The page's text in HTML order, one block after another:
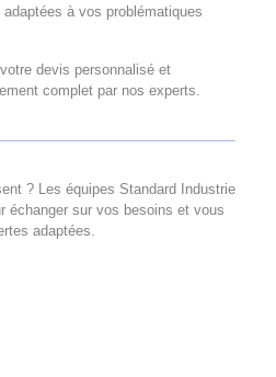
à vos problématiques
devis personnalisé et
complet par nos experts.
? Les équipes Standard Industrie
échanger sur vos besoins et vous
adaptées.